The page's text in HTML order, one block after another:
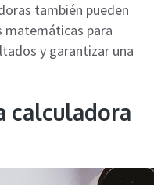
también pueden
matemáticas para
y garantizar una
calculadora